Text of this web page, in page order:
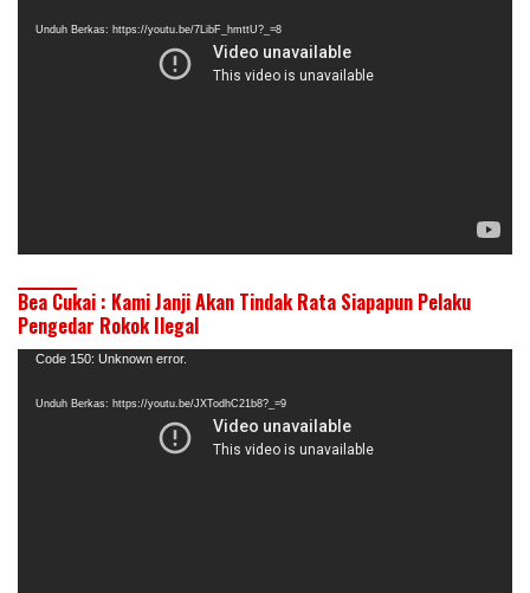
Unduh Berkas: https://youtu.be/7LibF_hmttU?_=8
Bea Cukai : Kami Janji Akan Tindak Rata Siapapun Pelaku
Pengedar Rokok Ilegal
Pemutar
Code 150: Unknown error.
Unduh Berkas: https://youtu.be/JXTodhC21b8?_=9